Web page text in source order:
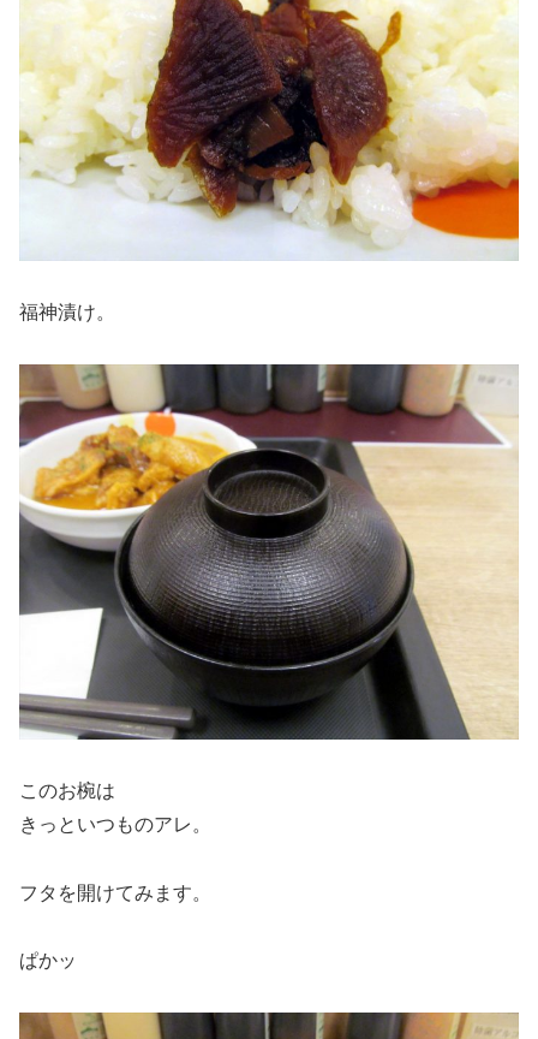
福神漬け。
このお椀は
きっといつものアレ。
フタを開けてみます。
ぱかッ